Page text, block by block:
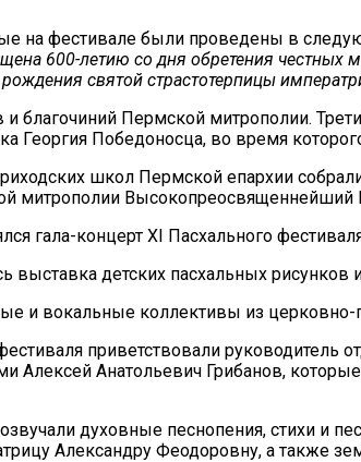
на фестивале были проведены в
600-летию со дня обретения честных
святой страстотерпицы
благочиний Пермской митрополии.
Георгия Победоносца, во время
школ Пермской епархии
митрополии Высокопреосвященнейший
гала-концерт ХI Пасхального
детских пасхальных рисунков
и вокальные коллективы из
приветствовали
Алексей Анатольевич Грибанов,
духовные песнопения, стихи и
Александру Феодоровну, а также